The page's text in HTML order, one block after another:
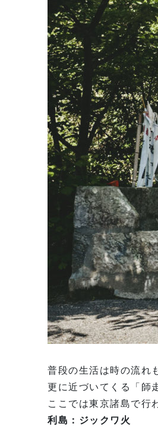
普段の生活は時の流れ
更に近づいてくる「師
ここでは東京諸島で行
利島：ジックワ火